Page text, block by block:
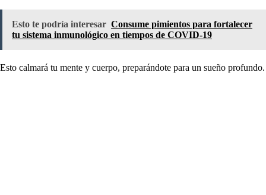
Esto te podría interesar Consume pimientos para fortalecer
tu sistema inmunológico en tiempos de COVID-19
Esto calmará tu mente y cuerpo, preparándote para un sueño profundo.